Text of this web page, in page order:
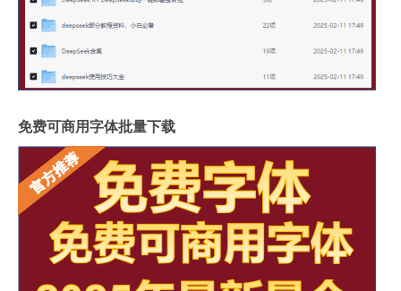
免费可商用字体批量下载